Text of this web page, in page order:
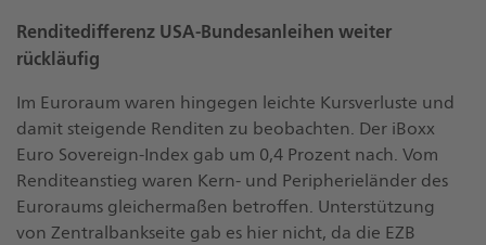
Renditedifferenz USA-Bundesanleihen weiter
rückläufig
Im Euroraum waren hingegen leichte Kursverluste und
damit steigende Renditen zu beobachten. Der iBoxx
Euro Sovereign-Index gab um 0,4 Prozent nach. Vom
Renditeanstieg waren Kern- und Peripherieländer des
Euroraums gleichermaßen betroffen. Unterstützung
von Zentralbankseite gab es hier nicht, da die EZB